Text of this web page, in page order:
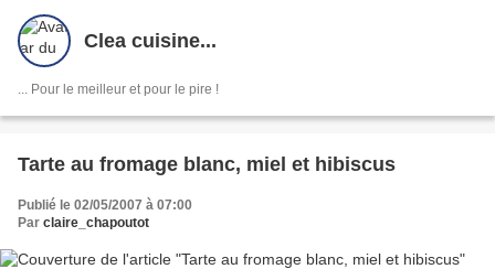
Clea cuisine...
... Pour le meilleur et pour le pire !
Tarte au fromage blanc, miel et hibiscus
Publié le 02/05/2007 à 07:00
Par claire_chapoutot